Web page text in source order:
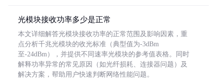
光模块接收功率多少是正常
本文详细解答光模块接收功率的正常范围及影响因素，重
点分析千兆光模块的收光标准（典型值为-3dBm
至-24dBm），并提供不同速率光模块的参考值表格。同时
解释功率异常的常见原因（如光纤损耗、连接器问题）及
解决方案，帮助用户快速判断网络性能问题。